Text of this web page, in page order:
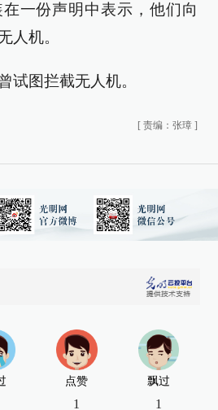
一份声明中表示，他们向
人机。
试图拦截无人机。
[ 责编：张璋 ]
点赞
1
飘过
1